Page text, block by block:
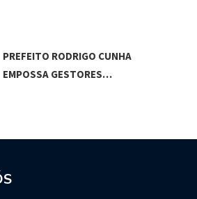
PREFEITO RODRIGO CUNHA
EMPOSSA GESTORES…